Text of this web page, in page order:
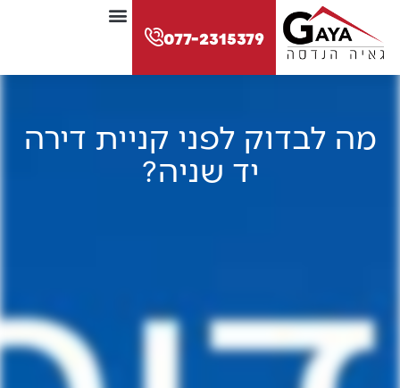
077-2315379
מה לבדוק לפני קניית דירה
יד שניה?